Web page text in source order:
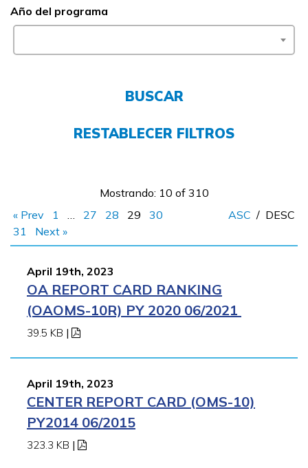
CONECTARSE
COMIENZA YA
Año del programa
BUSCAR
RESTABLECER FILTROS
Mostrando: 10 of 310
« Prev
1 … 27 28 29
30
31
Next »
ASC / DESC
April 19th, 2023
OA REPORT CARD RANKING
(OAOMS-10R) PY 2020 06/2021
39.5 KB |
April 19th, 2023
CENTER REPORT CARD (OMS-10)
PY2014 06/2015
323.3 KB |